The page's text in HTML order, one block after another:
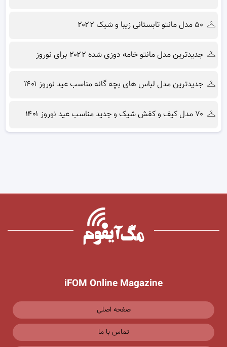
۵۰ مدل مانتو تابستانی زیبا و شیک ۲۰۲۲
جدیدترین مدل مانتو خامه دوزی شده ۲۰۲۲ برای نوروز
جدیدترین مدل لباس های بچه گانه مناسب عید نوروز ۱۴۰۱
۷۰ مدل کیف و کفش شیک و جدید مناسب عید نوروز ۱۴۰۱
iFOM Online Magazine
صفحه اصلی
تماس با ما